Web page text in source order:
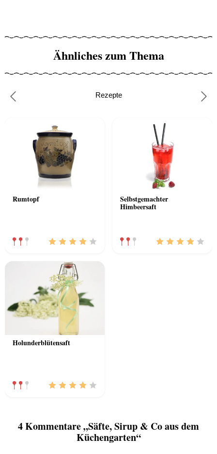
Ähnliches zum Thema
Rezepte
Rumtopf Selbstgemachter
Himbeersaft
Holunderblütensaft
4 Kommentare „Säfte, Sirup & Co aus dem
Küchengarten“